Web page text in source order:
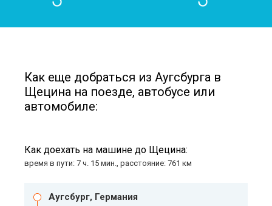
Как еще добраться из Аугсбурга в
Щецина на поезде, автобусе или
автомобиле:
Как доехать на машине до Щецина:
время в пути: 7 ч. 15 мин., расстояние: 761 км
Аугсбург, Германия